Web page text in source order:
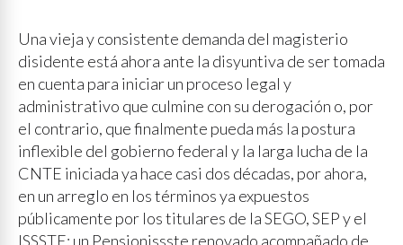
Una vieja y consistente demanda del magisterio
disidente está ahora ante la disyuntiva de ser tomada
en cuenta para iniciar un proceso legal y
administrativo que culmine con su derogación o, por
el contrario, que finalmente pueda más la postura
inflexible del gobierno federal y la larga lucha de la
CNTE iniciada ya hace casi dos décadas, por ahora,
en un arreglo en los términos ya expuestos
públicamente por los titulares de la SEGO, SEP y el
ISSSTE: un Pensionissste renovado acompañado de